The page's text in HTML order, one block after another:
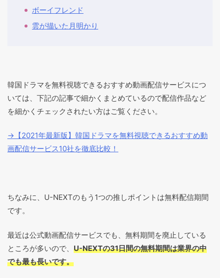
ボーイフレンド
雲が描いた月明かり
韓国ドラマを無料視聴できるおすすめ動画配信サービスにつ
いては、下記の記事で細かくまとめているので配信作品など
を細かくチェックされたい方はご覧ください。
→【2021年最新版】韓国ドラマを無料視聴できるおすすめ動
画配信サービス10社を徹底比較！
ちなみに、U-NEXTのもう1つの推しポイントは無料配信期間
です。
最近は公式動画配信サービスでも、無料期間を廃止している
ところが多いので、 U-NEXTの31日間の無料期間は業界の中
でも最も長いです。